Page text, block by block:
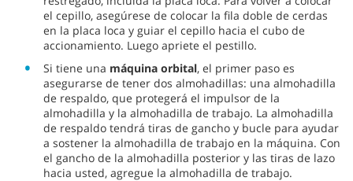
el cepillo, asegúrese de colocar la fila doble de cerdas
en la placa loca y guiar el cepillo hacia el cubo de
accionamiento. Luego apriete el pestillo.
Si tiene una máquina orbital, el primer paso es
asegurarse de tener dos almohadillas: una almohadilla
de respaldo, que protegerá el impulsor de la
almohadilla y la almohadilla de trabajo. La almohadilla
de respaldo tendrá tiras de gancho y bucle para ayudar
a sostener la almohadilla de trabajo en la máquina. Con
el gancho de la almohadilla posterior y las tiras de lazo
hacia usted, agregue la almohadilla de trabajo.